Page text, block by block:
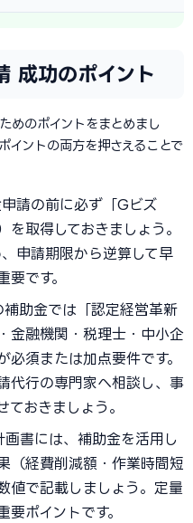
成功のポイント
めのポイントをまとめまし
イントの両方を押さえることで
請の前に必ず「Gビズ
取得しておきましょう。
申請期限から逆算して早
です。
補助金では「認定経営革新
金融機関・税理士・中小企
須または加点要件です。
代行の専門家へ相談し、事
おきましょう。
画書には、補助金を活用し
（経費削減額・作業時間短
値で記載しましょう。定量
ポイントです。